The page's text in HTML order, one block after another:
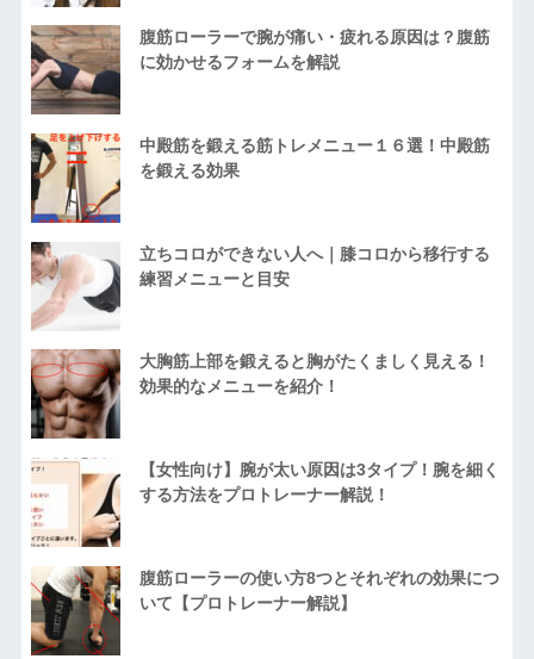
腹筋ローラーで腕が痛い・疲れる原因は？腹筋
に効かせるフォームを解説
中殿筋を鍛える筋トレメニュー１６選！中殿筋
を鍛える効果
立ちコロができない人へ｜膝コロから移行する
練習メニューと目安
大胸筋上部を鍛えると胸がたくましく見える！
効果的なメニューを紹介！
【女性向け】腕が太い原因は3タイプ！腕を細く
する方法をプロトレーナー解説！
腹筋ローラーの使い方8つとそれぞれの効果につ
いて【プロトレーナー解説】